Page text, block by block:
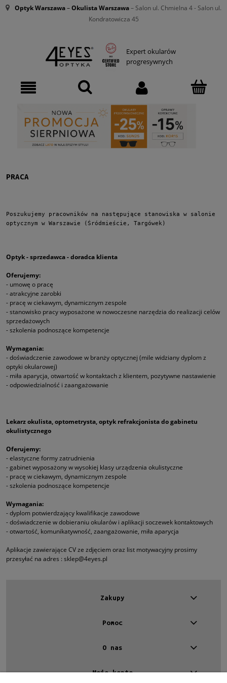
Optyk Warszawa–Okulista Warszawa– Salon ul. Chmielna 4 - Salon ul.
Kondratowicza 45
Expert okularów
progresywnych
PRACA
Poszukujemy pracowników na następujące stanowiska w salonie
optycznym w Warszawie (Śródmieście, Targówek)
Optyk - sprzedawca - doradca klienta
Oferujemy:
- umowę o pracę
- atrakcyjne zarobki
- pracę w ciekawym, dynamicznym zespole
- stanowisko pracy wyposażone w nowoczesne narzędzia do realizacji celów
sprzedażowych
- szkolenia podnoszące kompetencje
Wymagania:
- doświadczenie zawodowe w branży optycznej (mile widziany dyplom z
optyki okularowej)
- miła aparycja, otwartość w kontaktach z klientem, pozytywne nastawienie
- odpowiedzialność i zaangażowanie
Lekarz okulista, optometrysta, optyk refrakcjonista do gabinetu
okulistycznego
Oferujemy:
- elastyczne formy zatrudnienia
- gabinet wyposażony w wysokiej klasy urządzenia okulistyczne
- pracę w ciekawym, dynamicznym zespole
- szkolenia podnoszące kompetencje
Wymagania:
- dyplom potwierdzający kwalifikacje zawodowe
- doświadczenie w dobieraniu okularów i aplikacji soczewek kontaktowych
- otwartość, komunikatywność, zaangażowanie, miła aparycja
Aplikacje zawierające CV ze zdjęciem oraz list motywacyjny prosimy
przesyłać na adres : sklep@4eyes.pl
Zakupy
Pomoc
O nas
Moje konto